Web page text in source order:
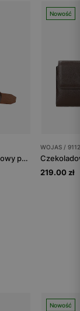
Dwustronny brązowy pasek damski ze skóry licowej ze złotą klamrą
Nowość
WOJAS /
219.00 zł
Nowość